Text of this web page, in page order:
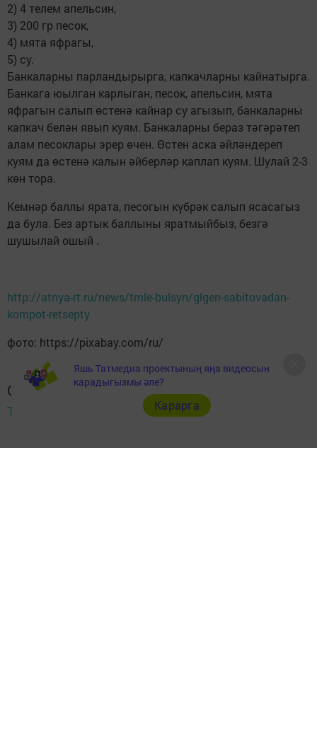
2) 4 телем апельсин,
3) 200 гр песок,
4) мята яфрагы,
5) су.
Банкаларны парландырырга, капкачларны кайнатырга.
Банкага юылган карлыган, песок, апельсин, мята
яфрагын салып өстенә кайнар су агызып, банкаларны
капкач белән явып куям. Банкаларны бераз тәгәрәтеп
алам песоклары эрер өчен. Өстен аска әйләндереп
куям да өстенә калын әйберләр каплап куям. Шулай 2-3
көн тора.
Кемнәр баллы ярата, песогын күбрәк салып ясасагыз
да була. Без артык баллыны яратмыйбыз, безгә
шушылай ошый .
http://atnya-rt.ru/news/tmle-bulsyn/glgen-sabitovadan-
kompot-retsepty
фото: https://pixabay.com/ru/
Следите за самым важным и интересным в
Telegram-канале
Татмедиа
Яшь Татмедиа проектының яңа видеосын
карадыгызмы әле?
Карарга